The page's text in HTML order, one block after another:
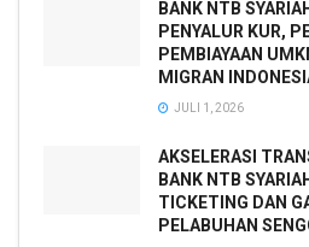
BANK NTB
PENYALUR KUR,
PEMBIAYAAN
MIGRAN
JULI 1, 2026
AKSELERASI
BANK NTB
TICKETING DAN
PELABUHAN